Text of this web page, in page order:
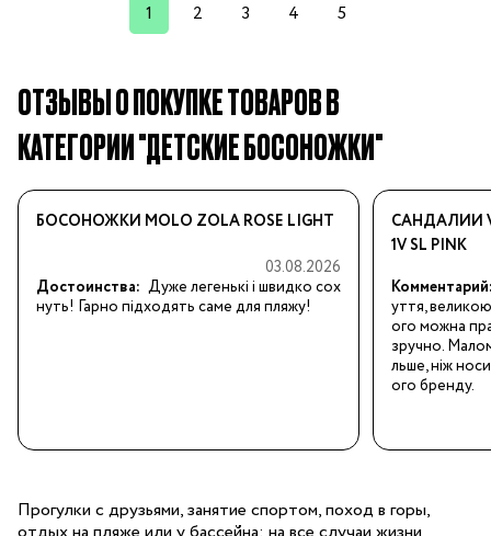
1 2 3 4 5
ОТЗЫВЫ О ПОКУПКЕ ТОВАРОВ В
КАТЕГОРИИ "ДЕТСКИЕ БОСОНОЖКИ"
БОСОНОЖКИ MOLO ZOLA ROSE LIGHT
03.08.2026
Достоинства: Дуже легенькі і швидко сох
нуть! Гарно підходять саме для пляжу!
САНДАЛИИ
1V SL PINK
уття,
ого можна
зручно.
льше, ніж
ого бренду.
Прогулки с друзьями, занятие спортом, поход в горы,